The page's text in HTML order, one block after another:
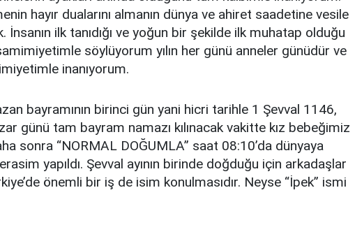
hayır dualarını almanın dünya ve ahiret saadetine vesile
ilk tanıdığı ve yoğun bir şekilde ilk muhatap olduğu
söylüyorum yılın her günü anneler günüdür ve
inanıyorum.
bayramının birinci gün yani hicri tarihle 1 Şevval 1146,
günü tam bayram namazı kılınacak vakitte kız bebeğimiz
sonra “NORMAL DOĞUMLA” saat 08:10’da dünyaya
yapıldı. Şevval ayının birinde doğduğu için arkadaşlar
önemli bir iş de isim konulmasıdır. Neyse “İpek” ismi